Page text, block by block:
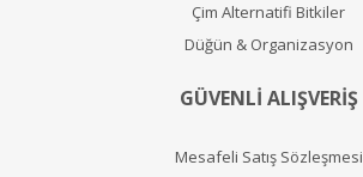
Çim Alternatifi Bitkiler
Düğün & Organizasyon
GÜVENLİ ALIŞVERİŞ
Mesafeli Satış Sözleşmesi